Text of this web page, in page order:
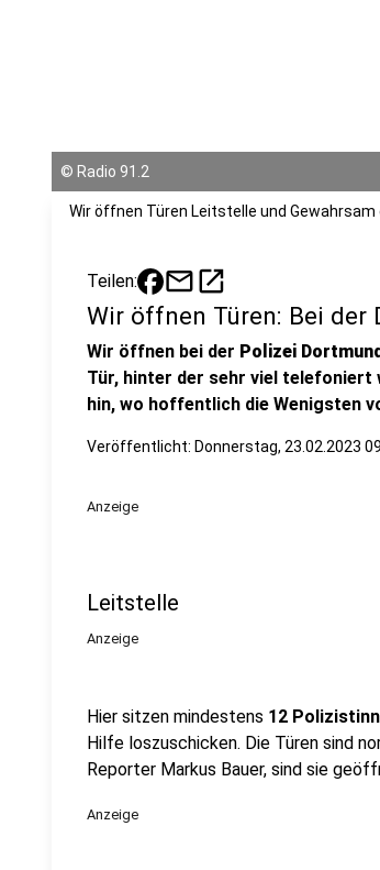
© Radio 91.2
Wir öffnen Türen Leitstelle und Gewahrsam
Teilen: mailopen_in_new
Wir öffnen Türen: Bei der
Wir öffnen bei der Polizei Dortmund
Tür, hinter der sehr viel telefoniert
hin, wo hoffentlich die Wenigsten
Veröffentlicht: Donnerstag, 23.02.2023
Anzeige
Leitstelle
Anzeige
Hier sitzen mindestens 12
Hilfe loszuschicken. Die Türen sind
Reporter Markus Bauer, sind sie
Anzeige